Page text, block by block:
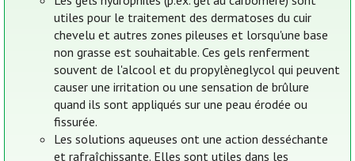
utiles pour le traitement des dermatoses du cuir
chevelu et autres zones pileuses et lorsqu'une base
non grasse est souhaitable. Ces gels renferment
souvent de l'alcool et du propylèneglycol qui peuvent
causer une irritation ou une sensation de brûlure
quand ils sont appliqués sur une peau érodée ou
fissurée.
Les solutions aqueuses ont une action desséchante
et rafraîchissante. Elles sont utiles dans les